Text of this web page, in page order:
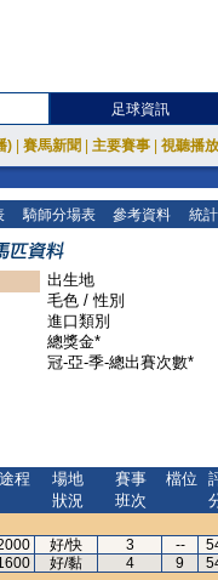
足球資訊
) 賽馬新聞 主要賽事 視聽播
騎師分場表 參考資料 統
出生地
毛色 / 性別
進口類別
總獎金*
冠-亞-季-總出賽次數*
途程
場地
狀況
賽事
班次
檔位
好/快 3 --
好/黏 4 9